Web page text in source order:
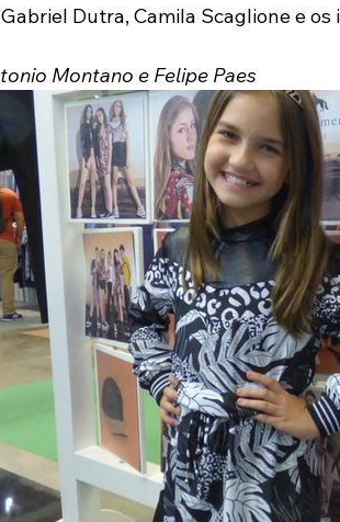
Dutra, Camila Scaglione e os
Montano e Felipe Paes